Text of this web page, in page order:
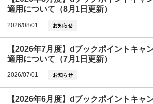
適用について（8月1日更新）
2026/08/01 お知らせ
【2026年7月度】dブックポイントキャ
適用について（7月1日更新）
2026/07/01 お知らせ
【2026年6月度】dブックポイントキャ